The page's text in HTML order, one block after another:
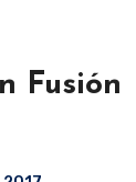
Fusión